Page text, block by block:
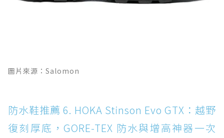
圖片來源：Salomon
防水鞋推薦 6. HOKA Stinson Evo GTX：越野
復刻厚底，GORE-TEX 防水與增高神器一次